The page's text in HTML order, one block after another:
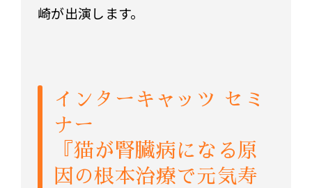
崎が出演します。
インターキャッツ セミ
ナー
『猫が腎臓病になる原
因の根本治療で元気寿